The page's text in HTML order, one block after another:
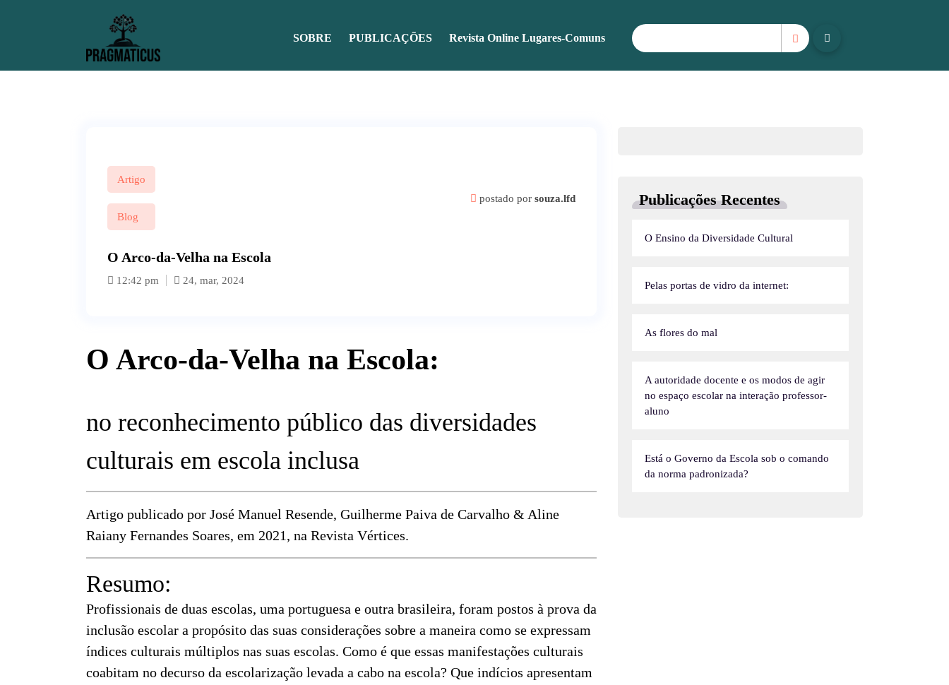
r
SOBRE PUBLICAÇÕES Revista Online Lugares-Comuns
Artigo
Blog
postado porsouza.lfd
O Arco-da-Velha na Escola
12:42 pm 24, mar, 2024
O Arco-da-Velha na Escola:
no reconhecimento público das diversidades
culturais em escola inclusa
Artigo publicado por José Manuel Resende, Guilherme Paiva de Carvalho & Aline
Raiany Fernandes Soares, em 2021, na Revista Vértices.
Resumo:
Profissionais de duas escolas, uma portuguesa e outra brasileira, foram postos à prova da
inclusão escolar a propósito das suas considerações sobre a maneira como se expressam
índices culturais múltiplos nas suas escolas. Como é que essas manifestações culturais
coabitam no decurso da escolarização levada a cabo na escola? Que indícios apresentam
Publicações Recentes
O Ensino da Diversidade Cultural
Pelas portas de vidro da internet:
As flores do mal
A autoridade docente e os modos de agir
no espaço escolar na interação professor-
aluno
Está o Governo da Escola sob o comando
da norma padronizada?